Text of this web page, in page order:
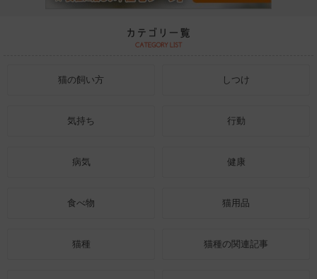
猫の飼い方 しつけ
気持ち 行動
病気 健康
食べ物 猫用品
猫種 猫種の関連記事